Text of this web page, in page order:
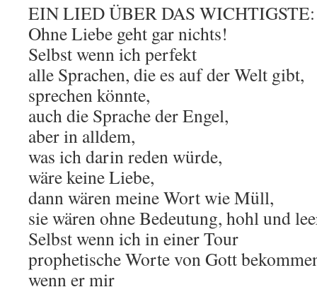
EIN LIED ÜBER DAS
Ohne Liebe geht gar nichts!
Selbst wenn ich perfekt
alle Sprachen, die es auf der Welt gibt,
sprechen könnte,
auch die Sprache der Engel,
aber in alldem,
was ich darin reden würde,
wäre keine Liebe,
dann wären meine Wort wie Müll,
sie wären ohne Bedeutung, hohl und
Selbst wenn ich in einer Tour
prophetische Worte von Gott
wenn er mir